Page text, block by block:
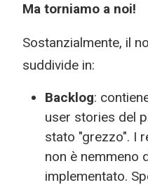
Ma torniamo a noi!
Sostanzialmente, il
suddivide in:
Backlog:
user stories del
stato "grezzo". I
non è nemmeno
implementato.